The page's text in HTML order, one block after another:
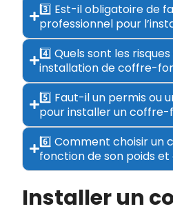
3️⃣ Est-il obligatoire de
professionnel pour
4️⃣ Quels sont les
installation de coffre-
5️⃣ Faut-il un permis ou
pour installer un coffre-
6️⃣ Comment choisir
fonction de son poids et
Installer un